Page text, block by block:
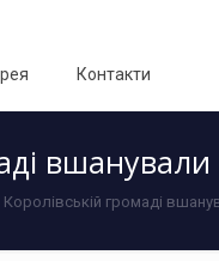
Контакти
Королівській громаді